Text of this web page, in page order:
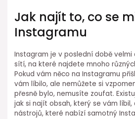
Jak najít to, co se
Instagramu
Instagram je v poslední době velmi
sítí, na které najdete mnoho
Pokud vám něco na Instagramu
vám líbilo, ale nemůžete si
přesně bylo, nemusíte zoufat.
jak si najít obsah, který se vám
nástrojů, které nabízí samotný